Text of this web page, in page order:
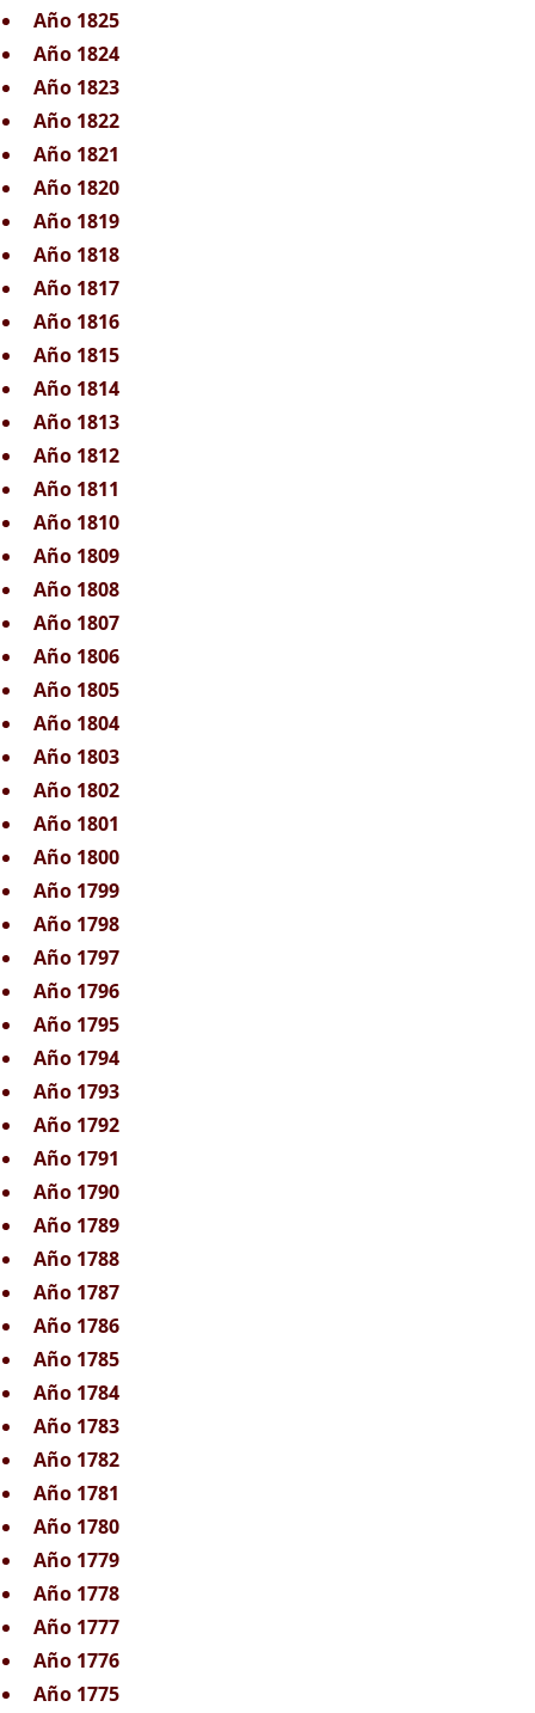
Año 1825
Año 1824
Año 1823
Año 1822
Año 1821
Año 1820
Año 1819
Año 1818
Año 1817
Año 1816
Año 1815
Año 1814
Año 1813
Año 1812
Año 1811
Año 1810
Año 1809
Año 1808
Año 1807
Año 1806
Año 1805
Año 1804
Año 1803
Año 1802
Año 1801
Año 1800
Año 1799
Año 1798
Año 1797
Año 1796
Año 1795
Año 1794
Año 1793
Año 1792
Año 1791
Año 1790
Año 1789
Año 1788
Año 1787
Año 1786
Año 1785
Año 1784
Año 1783
Año 1782
Año 1781
Año 1780
Año 1779
Año 1778
Año 1777
Año 1776
Año 1775